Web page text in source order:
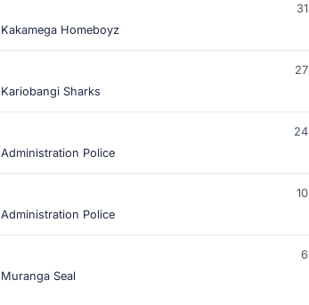
Kakamega Homeboyz
Kariobangi Sharks
Administration Police
Administration Police
Muranga Seal